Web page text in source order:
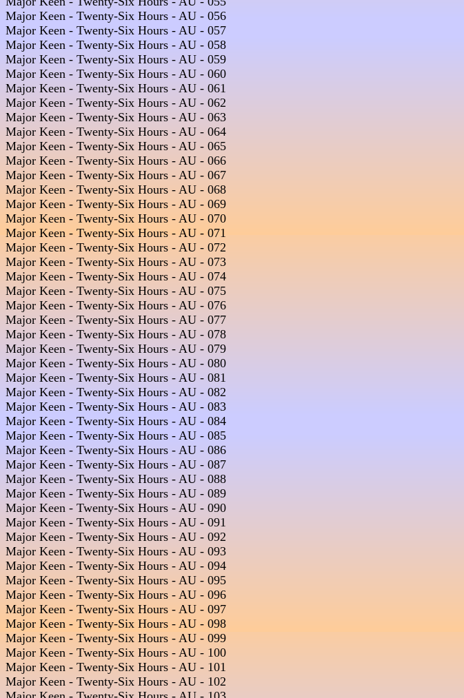
Major Keen - Twenty-Six Hours - AU - 056
Major Keen - Twenty-Six Hours - AU - 057
Major Keen - Twenty-Six Hours - AU - 058
Major Keen - Twenty-Six Hours - AU - 059
Major Keen - Twenty-Six Hours - AU - 060
Major Keen - Twenty-Six Hours - AU - 061
Major Keen - Twenty-Six Hours - AU - 062
Major Keen - Twenty-Six Hours - AU - 063
Major Keen - Twenty-Six Hours - AU - 064
Major Keen - Twenty-Six Hours - AU - 065
Major Keen - Twenty-Six Hours - AU - 066
Major Keen - Twenty-Six Hours - AU - 067
Major Keen - Twenty-Six Hours - AU - 068
Major Keen - Twenty-Six Hours - AU - 069
Major Keen - Twenty-Six Hours - AU - 070
Major Keen - Twenty-Six Hours - AU - 071
Major Keen - Twenty-Six Hours - AU - 072
Major Keen - Twenty-Six Hours - AU - 073
Major Keen - Twenty-Six Hours - AU - 074
Major Keen - Twenty-Six Hours - AU - 075
Major Keen - Twenty-Six Hours - AU - 076
Major Keen - Twenty-Six Hours - AU - 077
Major Keen - Twenty-Six Hours - AU - 078
Major Keen - Twenty-Six Hours - AU - 079
Major Keen - Twenty-Six Hours - AU - 080
Major Keen - Twenty-Six Hours - AU - 081
Major Keen - Twenty-Six Hours - AU - 082
Major Keen - Twenty-Six Hours - AU - 083
Major Keen - Twenty-Six Hours - AU - 084
Major Keen - Twenty-Six Hours - AU - 085
Major Keen - Twenty-Six Hours - AU - 086
Major Keen - Twenty-Six Hours - AU - 087
Major Keen - Twenty-Six Hours - AU - 088
Major Keen - Twenty-Six Hours - AU - 089
Major Keen - Twenty-Six Hours - AU - 090
Major Keen - Twenty-Six Hours - AU - 091
Major Keen - Twenty-Six Hours - AU - 092
Major Keen - Twenty-Six Hours - AU - 093
Major Keen - Twenty-Six Hours - AU - 094
Major Keen - Twenty-Six Hours - AU - 095
Major Keen - Twenty-Six Hours - AU - 096
Major Keen - Twenty-Six Hours - AU - 097
Major Keen - Twenty-Six Hours - AU - 098
Major Keen - Twenty-Six Hours - AU - 099
Major Keen - Twenty-Six Hours - AU - 100
Major Keen - Twenty-Six Hours - AU - 101
Major Keen - Twenty-Six Hours - AU - 102